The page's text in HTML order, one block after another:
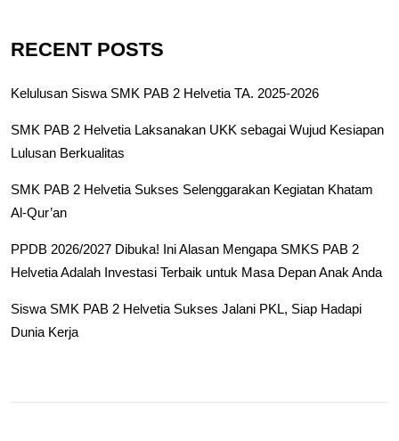
RECENT POSTS
Kelulusan Siswa SMK PAB 2 Helvetia TA. 2025-2026
SMK PAB 2 Helvetia Laksanakan UKK sebagai Wujud Kesiapan
Lulusan Berkualitas
SMK PAB 2 Helvetia Sukses Selenggarakan Kegiatan Khatam
Al-Qur’an
PPDB 2026/2027 Dibuka! Ini Alasan Mengapa SMKS PAB 2
Helvetia Adalah Investasi Terbaik untuk Masa Depan Anak Anda
Siswa SMK PAB 2 Helvetia Sukses Jalani PKL, Siap Hadapi
Dunia Kerja